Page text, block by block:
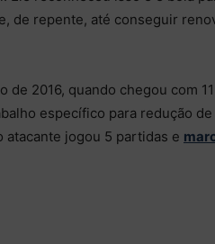
de repente, até conseguir
de 2016, quando chegou com
específico para redução
jogou 5 partidas e